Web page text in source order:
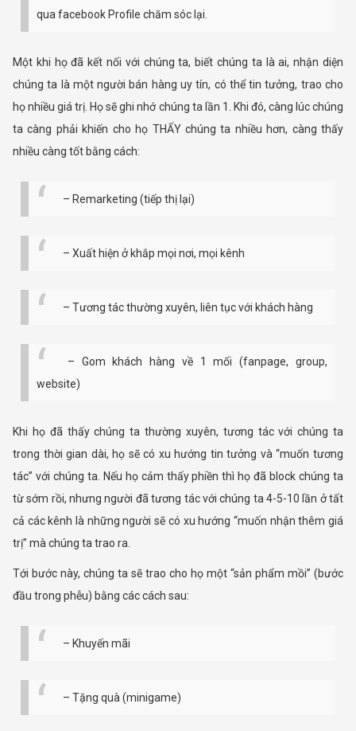
qua facebook Profile chăm sóc lại.
Một khi họ đã kết nối với chúng ta, biết chúng ta là ai, nhận diện
chúng ta là một người bán hàng uy tín, có thể tin tưởng, trao cho
họ nhiều giá trị. Họ sẽ ghi nhớ chúng ta lần 1. Khi đó, càng lúc chúng
ta càng phải khiến cho họ THẤY chúng ta nhiều hơn, càng thấy
nhiều càng tốt bằng cách:
– Remarketing (tiếp thị lại)
– Xuất hiện ở khắp mọi nơi, mọi kênh
– Tương tác thường xuyên, liên tục với khách hàng
– Gom khách hàng về 1 mối (fanpage, group,
website)
Khi họ đã thấy chúng ta thường xuyên, tương tác với chúng ta
trong thời gian dài, họ sẽ có xu hướng tin tưởng và “muốn tương
tác” với chúng ta. Nếu họ cảm thấy phiền thì họ đã block chúng ta
từ sớm rồi, nhưng người đã tương tác với chúng ta 4-5-10 lần ở tất
cả các kênh là những người sẽ có xu hướng “muốn nhận thêm giá
trị” mà chúng ta trao ra.
Tới bước này, chúng ta sẽ trao cho họ một “sản phẩm mồi” (bước
đầu trong phễu) bằng các cách sau:
– Khuyến mãi
– Tặng quà (minigame)